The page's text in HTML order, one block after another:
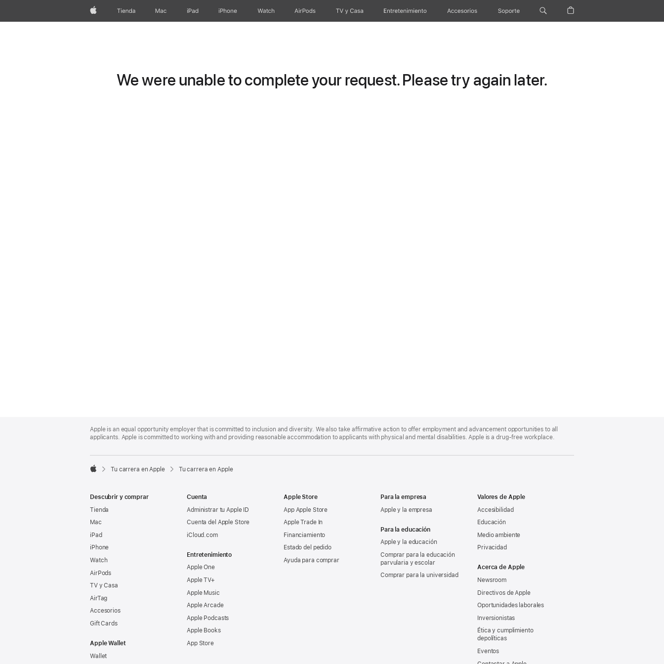
AppleTienda Mac iPad iPhone Watch AirPods TV & Casa Entretenimiento Accesorios Soporte
We were unable to complete your request. Please try again later.
Footer
Apple is an equal opportunity employer that is committed to inclusion and diversity. We also take affirmative action to offer employment and advancement opportunities to all
applicants. Apple is committed to working with and providing reasonable accommodation to applicants with physical and mental disabilities. Apple is a drug-free workplace.

Tu carrera en Apple Tu carrera en Apple
Descubrir y comprar
Tienda
Mac
iPad
iPhone
Watch
AirPods
TV y Casa
AirTag
Accesorios
Gift Cards
Apple Wallet
Wallet
Cuenta
Administrar tu Apple ID
Cuenta del Apple Store
iCloud.com
Entretenimiento
Apple One
Apple TV+
Apple Music
Apple Arcade
Apple Podcasts
Apple Books
App Store
Apple Store
App Apple Store
Apple Trade In
Financiamiento
Estado del pedido
Ayuda para comprar
Para la empresa
Apple y la empresa
Para la educación
Apple y la educación
Comprar para la educación
parvularia y escolar
Comprar para la universidad
Valores de Apple
Accesibilidad
Educación
Medio ambiente
Privacidad
Acerca de Apple
Newsroom
Directivos de Apple
Oportunidades laborales
Inversionistas
Ética y cumplimiento
depolíticas
Eventos